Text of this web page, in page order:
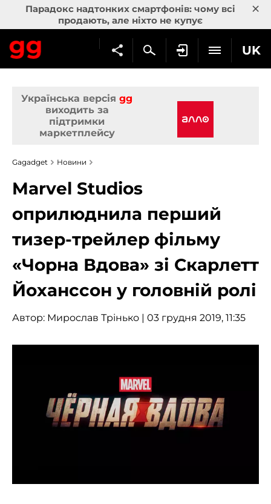
Парадокс надтонких смартфонів: чому всі
продають, але ніхто не купує
×
UK
Українська версія gg
виходить за
підтримки
маркетплейсу
Gagadget Новини
Marvel Studios
оприлюднила перший
тизер-трейлер фільму
«Чорна Вдова» зі Скарлетт
Йоханссон у головній ролі
Автор: Мирослав Трінько | 03 грудня 2019, 11:35